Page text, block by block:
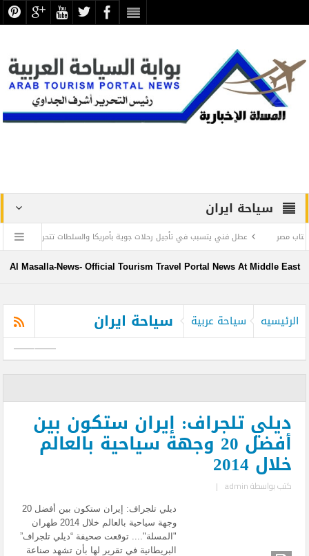
سياحة ايران
عطل فني يتسبب في تأجيل رحلات جوية بأمريكا والسلطات تتحرى الأمر والأسباب غامضة
الدراسية 2023 بالآثاريين العرب
“كايسيد” : الإعلام شريك أساسي في
Al Masalla-News- Official Tourism Travel Portal News At Middle East
الرئيسيه سياحة عربية سياحة ايران
ديلي تلجراف: إيران ستكون بين
أفضل 20 وجهة سياحية بالعالم
خلال 2014
كتب بواسطةadmin
|
ديلي تلجراف: إيران ستكون بين أفضل 20
وجهة سياحية بالعالم خلال 2014 طهران
"المسلة".... توقعت صحيفة “دیلي تلجراف”
البريطانية في تقرير لها بأن تشهد صناعة